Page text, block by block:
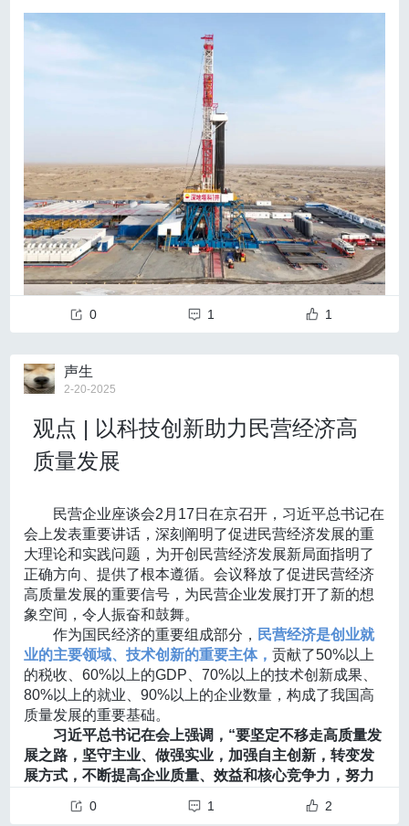
推荐进行手术治疗；若合并明显症状，可在综合评估后考虑
对于70岁以上的烟雾病患者，优先考虑药物治疗；如症
状重且药物治疗无效，则需多学科治疗团队评估手术风险与
获益。
三、总结与展望
烟雾病的诊疗正处于快速发展阶段。本《指南》基于循
证医学证据和系统评价方法，围绕"筛查人群选择、精准诊断
策略、手术时机与方式决策、药物与生活方式干预方案、长
期随访管理以及特殊人群诊疗路径"等核心问题，构建了较为
心”的理念，强化基于循证医学的烟雾病综合管理策略，为临
床实践提供了科学化、个性化的指导方案。
临床医师可结合本学科专业特点及所在医疗机构的技术
条件，将上述关键推荐意见逐步转化为适合本中心的烟雾病
以积累更高级别的循证医学证据，将有助于进一步优化诊疗
策略，有效减轻患者经济负担，显著改善患者预后，并全面
提升其生活质量。
触’，早在2019年与清华大学生物医学工程学院洪波教授
的交流合作中，我们就萌生了将其与真实大脑连接的想
法”，唐建石解释道，作为神经形态器件，忆阻器的电导
可根据输入信号动态调节，这一特性与生物突触的可塑
同时这种特性支持解码器算法参数的原位
更新，意味着解码器能够直接在硬件中更新自己的算法
参数，而不需要将数据转移到其他地方进行计算或处
然而，光引入忆阻器并不足以解决长时间的脑机交互中
存在的棘手难题——随着时间的推移，脑电信号的波动
会导致解码芯片与大脑间的“契合度”逐渐下降，降低解
码的准确率。“这时，我们开始思考如何实现大脑和解码
芯片更流畅的交互，以提升脑电解码的准确性，”唐建石
回忆道。
为了解决这一难题，研究团队创新性地提出了“双环
路”的脑机协同演化框架
。“双环路”包含两个相互作用的
环路：机学习环路和脑学习环路。
“机学习”可以简单理解为机器从大脑不断反馈的脑电波
中“读懂”人的意图。每当你有意控制物体时，脑电波会发
生微妙变化，机学习环路通过忆阻器解码器敏锐地捕捉
到信号的细微波动，并持续优化对这些信号的解读。
另一条“脑学习”环路即为大脑在与解码器的互动中不断
地进行自我优化。举个例子，假设你通过脑机接口操控
物体，让大脑发出让物体移动的指令，如果物体没有按
预期方向移动，大脑会发出可识别的“错误相关”响应信
号，反馈给解码器，这些信号帮助积累的新样本可以用
于解码器参数更新。通过这种方式，大脑和解码器会在
持续的互动中形成一种良性的“正向演化”，不断提升解码
的精度和稳定性。
制、管理体制、经费投入体制、考试招生及就业制度等
方面的改革，深化学校内部管理制度、人事薪酬制度、
教学管理制度等方面的改革。
，推动用人单位增强服务意识和保障能力，建
立有效的自我约束和外部监督机制，使各方面青年科技
形成各类人才创造活力竞相迸发的生动局面。
平总书记强调：“要突出加强青年科技人才培养，对他们
充分信任、放手使用、精心引导、热忱关怀，促使更多
青年拔尖人才脱颖而出。”环境好，则人才聚、事业兴。
形成各类人才创造活力竞相迸发的生动局面，就要培植
好人才成长沃土。要增强服务意识，加强教育引导，搭
建创新平台，最大限度调动青年科技人才创新创造积极
性，为青年科技人才发展提供良好社会条件。大力弘扬
科学家精神，对青年科技人才既在思想上进行引领，又
在业务上开展“传帮带”，做到充分信任、放手使用、精心
科技任务、关键核心技术攻关和应急科技攻关，赋予青
年科技人才更多担纲领衔、脱颖而出的机会
人才梯队结构
合理、素质优良的创新型人才队伍目标，有意识地发现
和培养更多具有战略科学家潜质的高层次复合型人才，
加强前瞻性、梯度性人才布局，推动青年科技人才队伍
，加快建立以创新价值、能力、贡献为导向的人才评
价体系，充分发挥政策措施的支持作用，优化学术资源
配置，拓宽青年科技人才成长通道，激励青年科技人才
在实现高水平科技自立自强和建设科技强国、人才强国
实践中建功立业。
一步紧密结合市场需求和科技发展趋势，优化专业设
置，更新课程内容，加强对人工智能、集成电路等关键
领域的前瞻性布局，鼓励发展特色专业。利用现代信息
技术，实现教育内容和形式的个性化、精准化，根据学
生的兴趣和特长提供定制化学习方案，提升人才培养的
针对性。同时，大力促进跨学科深度交叉融合，培养具
有创新精神和实践能力的复合型人才。
二是促进产学研协同，强化实践能力培养。
业、高校、科研机构的合作模式创新，完善联合培养模
式，建设实践基地和创新实验室，提高科研成果转化效
率，使人才培养与国家战略需求紧密对接。
三是创新人才评价体系，激励学生多元发展。构建
全面、多元、科学的人才评价标准，注重将科研能力、
创新思维、实践贡献、合作精神、社会责任感等方面纳
入考核范围，破除“唯论文、唯职称、唯学历、唯奖项”的
单一评价模式，通过强化过程性评价和形成性评价，在
教学过程中及时给予反馈，发掘不同特长和潜力的人
才。
优化科研环境：
厚植原始创新发展土壤
良好的科研环境是孕育创新型人才与颠覆性科技成
果的重要保障。当前我国在关键核心技术领域的研发依
然面临诸多瓶颈，科技体制改革进入深水区，原创性、
颠覆性科技创新不足，关键领域“卡脖子”问题突出，这与
题，可从以下几个方面着手。
一是引入科研经费市场化机制，完善学术信用体
系。推进科研经费市场化改革，鼓励企事业单位、社会
组织等多元主体参与科研活动，整合各类创新资源，减
少低水平重复投入。提高科研项目管理各环节的透明
度，构建学术信用体系，严厉打击学术不端行为，防范
科技资源分配的马太效应。完善科研资金使用机制和科
技成果转化机制，赋予科研人员更多经费支配权，激发
一线科研工作者的创新动力。
二是夯实基础研究，提高原始创新能力。 平衡基础
研究、应用研究、试验发展之间的关系，提高基础研究
经费在研发总预算中的比重，为基础研究创造良好的硬
软件环境，建设高水平科研基础设施和创新平台。健全
科学研究的劳动报酬机制，处理好短期绩效和长远目标
的关系，支持科研人员开展长周期科研项目，营造宽松
开放的环境，提升原始创新能力。
入地10910米！我国首口超万米科探井胜利完钻
中国石油集团2月20日宣布，我国首口超万米科探井——
深地塔科1井日前在地下10910米胜利完钻，成为亚洲第
一、世界第二垂直深度井。这是我国在“深地”领域取得
的重大突破。
这口超万米深井还创下全球尾管固井“最深”、全球电缆成
像测井“最深”、全球陆上钻井突破万米“最快”、亚洲直井
钻探“最深”、亚洲陆上取芯“最深”共五项工程纪录。
在地处新疆塔克拉玛干沙漠腹地的钻探现场，中国石油
塔里木油田前方指挥部电子屏幕上的数字停在了10910.0
0。约20层楼高的井架矗立于茫茫沙海中，寒风呼啸、沙
尘肆虐，石油工人就是在这样的环境下打出了中国速度
和深度。
0 1 1
声生
2-20-2025
观点 | 以科技创新助力民营经济高
质量发展
民营企业座谈会2月17日在京召开，习近平总书记在
会上发表重要讲话，深刻阐明了促进民营经济发展的重
大理论和实践问题，为开创民营经济发展新局面指明了
正确方向、提供了根本遵循。会议释放了促进民营经济
高质量发展的重要信号，为民营企业发展打开了新的想
象空间，令人振奋和鼓舞。
作为国民经济的重要组成部分， 民营经济是创业就
业的主要领域、技术创新的重要主体，贡献了50%以上
的税收、60%以上的GDP、70%以上的技术创新成果、
80%以上的就业、90%以上的企业数量，构成了我国高
质量发展的重要基础。
习近平总书记在会上强调，“要坚定不移走高质量发
展之路，坚守主业、做强实业，加强自主创新，转变发
展方式，不断提高企业质量、效益和核心竞争力，努力
系、全面推进乡村振兴、促进区域协调发展、保障和改
0 1 2